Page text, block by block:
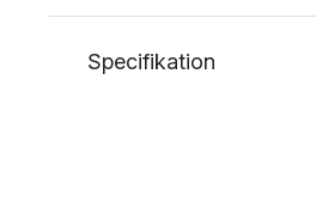
Specifikation